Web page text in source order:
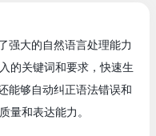
强大的自然语言处理能力
的关键词和要求，快速生
能够自动纠正语法错误和
量和表达能力。